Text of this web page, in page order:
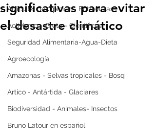
Artículos de Opinión - Entrevistas
Activismo - Greta - Científicos
Seguridad Alimentaria-Agua-Dieta
Agroecología
Amazonas - Selvas tropicales - Bosq
Artico - Antártida - Glaciares
Biodiversidad - Animales- Insectos
Bruno Latour en español
significativas para evitar
el desastre climático